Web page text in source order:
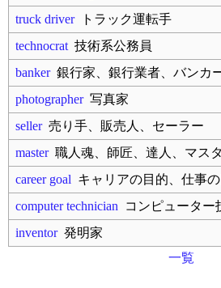
truck driverトラック運転手
technocrat 技術系公務員
banker銀行家、銀行業者、バンカ
photographer写真家
seller売り手、販売人、セーラー
master職人魂、師匠、達人、マス
career goal キャリアの目的、仕事
computer technician コンピューター
inventor発明家
一覧